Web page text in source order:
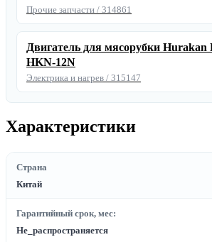
Прочие запчасти / 314861
Двигатель для мясорубки Hurakan
HKN-12N
Электрика и нагрев / 315147
Характеристики
Страна
Китай
Гарантийный срок, мес:
Не_распространяется